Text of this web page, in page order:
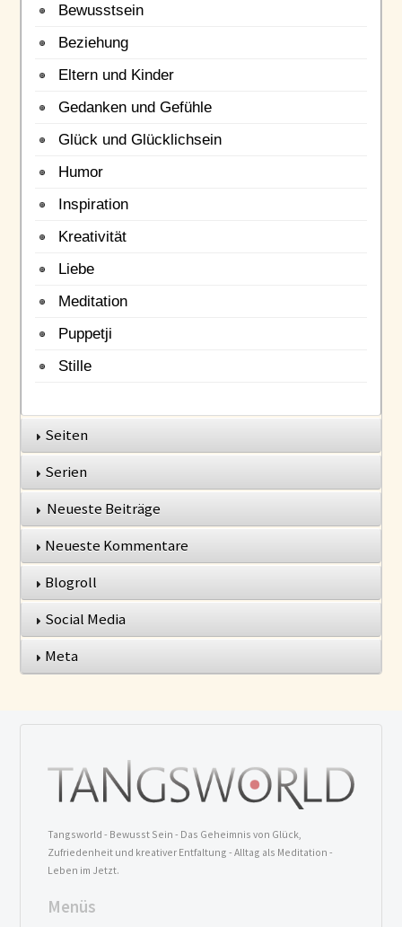
Bewusstsein
Beziehung
Eltern und Kinder
Gedanken und Gefühle
Glück und Glücklichsein
Humor
Inspiration
Kreativität
Liebe
Meditation
Puppetji
Stille
Seiten
Serien
Neueste Beiträge
Neueste Kommentare
Blogroll
Social Media
Meta
Tangsworld - Bewusst Sein - Das Geheimnis von Glück,
Zufriedenheit und kreativer Entfaltung - Alltag als Meditation -
Leben im Jetzt.
Menüs